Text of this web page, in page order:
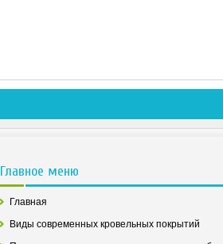
Главное меню
Главная
Виды современных кровельных покрытий